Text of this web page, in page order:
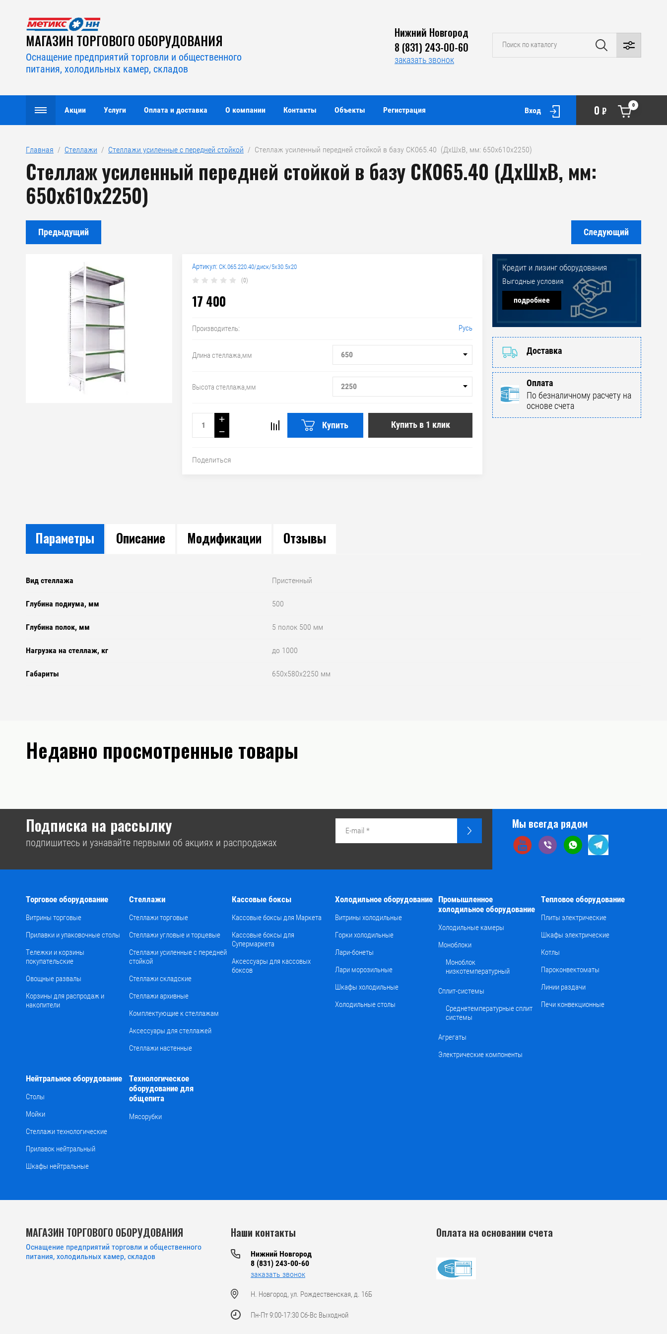
Акции Услуги Оплата и доставка О компании Контакты Объекты Регистрация Вход 0 ₽
0
МАГАЗИН ТОРГОВОГО ОБОРУДОВАНИЯ
Оснащение предприятий торговли и общественного
питания, холодильных камер, складов
Нижний Новгород
8 (831) 243-00-60
заказать звонок
Главная
  /
Стеллажи
  /
Стеллажи усиленные с передней стойкой
  /  Стеллаж усиленный передней стойкой в базу СК065.40  (ДхШхВ, мм: 650х610х2250)
Стеллаж усиленный передней стойкой в базу СК065.40 (ДхШхВ, мм:
650х610х2250)
Предыдущий Следующий
Артикул: СК.065.220.40/диск/5х30.5х20
(0)
17 400
Производитель: Русь
Длина стеллажа,мм 650
Высота стеллажа,мм 2250
+
−
Купить Купить в 1 клик
Поделиться
Кредит и лизинг оборудования
Выгодные условия
подробнее
Доставка
Оплата
По безналичному расчету на
основе счета
Параметры Описание Модификации Отзывы
Вид стеллажа Пристенный
Глубина подиума, мм 500
Глубина полок, мм 5 полок 500 мм
Нагрузка на стеллаж, кг до 1000
Габариты 650x580x2250 мм
Недавно просмотренные товары
Подписка на рассылку
подпишитесь и узнавайте первыми об акциях и распродажах
Мы всегда рядом
Торговое оборудование
Витрины торговые
Прилавки и упаковочные столы
Тележки и корзины
покупательские
Овощные развалы
Корзины для распродаж и
накопители
Стеллажи
Стеллажи торговые
Стеллажи угловые и торцевые
Стеллажи усиленные с передней
стойкой
Стеллажи складские
Стеллажи архивные
Комплектующие к стеллажам
Аксессуары для стеллажей
Стеллажи настенные
Кассовые боксы
Кассовые боксы для Маркета
Кассовые боксы для
Супермаркета
Аксессуары для кассовых
боксов
Холодильное оборудование
Витрины холодильные
Горки холодильные
Лари-бонеты
Лари морозильные
Шкафы холодильные
Холодильные столы
Промышленное
холодильное оборудование
Холодильные камеры
Моноблоки
Моноблок
низкотемпературный
Сплит-системы
Среднетемпературные сплит
системы
Агрегаты
Электрические компоненты
Тепловое оборудование
Плиты электрические
Шкафы электрические
Котлы
Пароконвектоматы
Линии раздачи
Печи конвекционные
Нейтральное оборудование
Столы
Мойки
Стеллажи технологические
Прилавок нейтральный
Шкафы нейтральные
Технологическое
оборудование для
общепита
Мясорубки
МАГАЗИН ТОРГОВОГО ОБОРУДОВАНИЯ
Оснащение предприятий торговли и общественного
питания, холодильных камер, складов
Наши контакты
Нижний Новгород
8 (831) 243-00-60
заказать звонок
Н. Новгород, ул. Рождественская, д. 16Б
Пн-Пт 9:00-17:30 Сб-Вс Выходной
Оплата на основании счета